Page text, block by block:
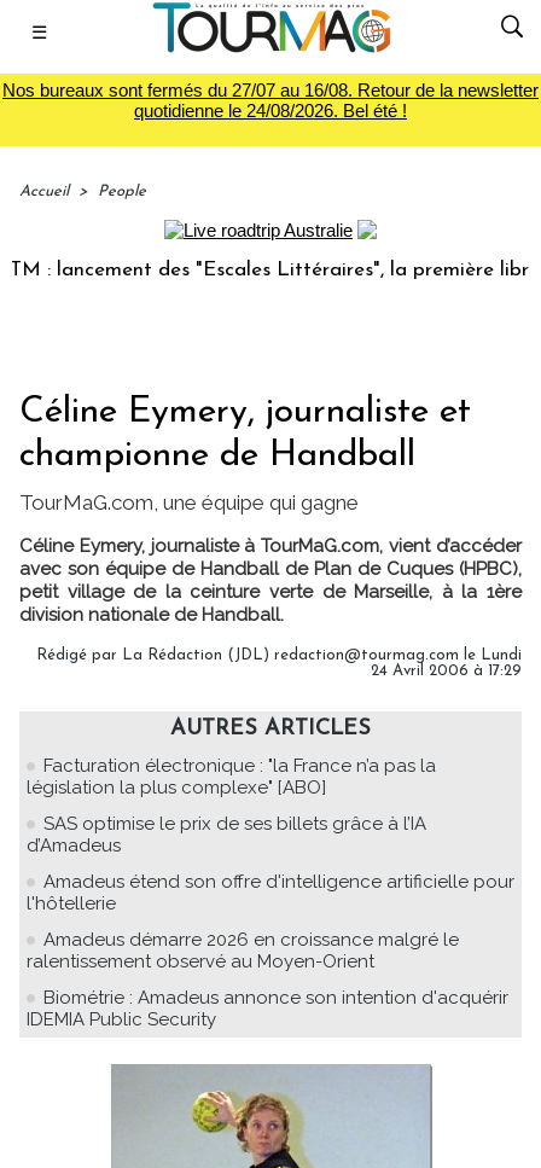
☰
Nos bureaux sont fermés du 27/07 au 16/08. Retour de la newsletter
quotidienne le 24/08/2026. Bel été !
Accueil > People
lancement des "Escales Littéraires", la première librairie
Céline Eymery, journaliste et
championne de Handball
TourMaG.com, une équipe qui gagne
Céline Eymery, journaliste à TourMaG.com, vient d’accéder
avec son équipe de Handball de Plan de Cuques (HPBC),
petit village de la ceinture verte de Marseille, à la 1ère
division nationale de Handball.
Rédigé par La Rédaction (JDL) redaction@tourmag.com le Lundi
24 Avril 2006 à 17:29
AUTRES ARTICLES
Facturation électronique : "la France n’a pas la
législation la plus complexe" [ABO]
SAS optimise le prix de ses billets grâce à l’IA
d’Amadeus
Amadeus étend son offre d'intelligence artificielle pour
l'hôtellerie
Amadeus démarre 2026 en croissance malgré le
ralentissement observé au Moyen-Orient
Biométrie : Amadeus annonce son intention d'acquérir
IDEMIA Public Security